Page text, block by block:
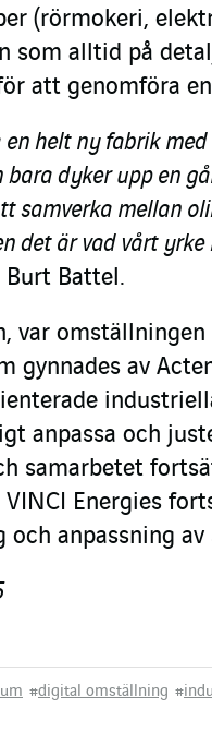
(rörmokeri,
som alltid på
att genomföra
en helt ny fabrik
bara dyker upp en
samverka mellan
det är vad vårt
Battel.
var
gynnades av
anpassa och
samarbetet
VINCI Energies
anpassning av
#digital omställning #